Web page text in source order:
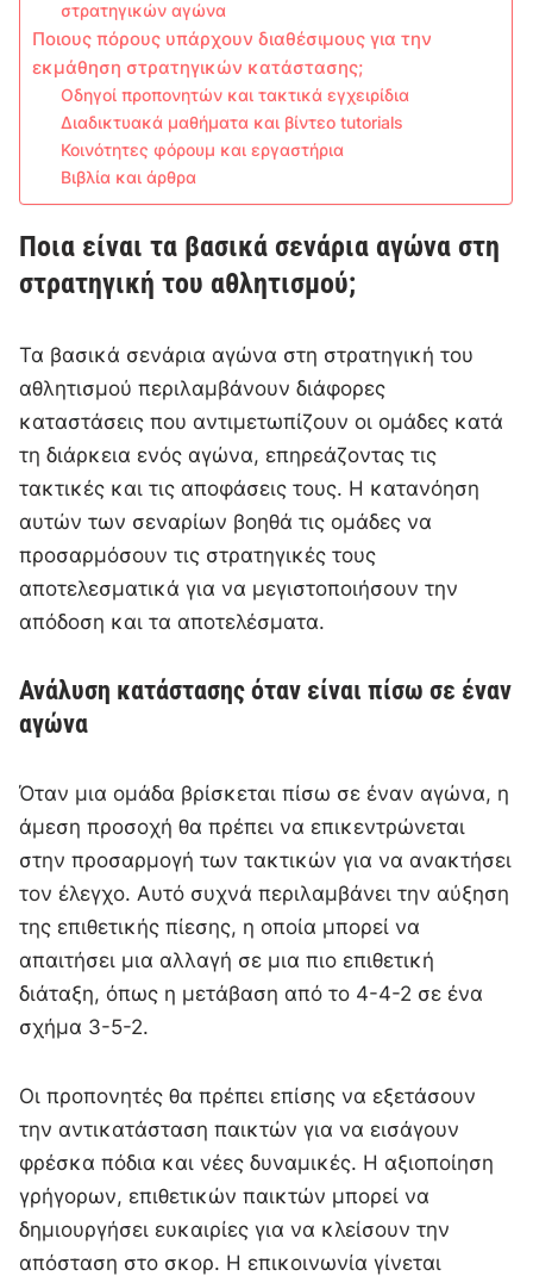
στρατηγικών αγώνα
Ποιους πόρους υπάρχουν διαθέσιμους για την
εκμάθηση στρατηγικών κατάστασης;
Οδηγοί προπονητών και τακτικά εγχειρίδια
Διαδικτυακά μαθήματα και βίντεο tutorials
Κοινότητες φόρουμ και εργαστήρια
Βιβλία και άρθρα
Ποια είναι τα βασικά σενάρια αγώνα στη
στρατηγική του αθλητισμού;
Τα βασικά σενάρια αγώνα στη στρατηγική του
αθλητισμού περιλαμβάνουν διάφορες
καταστάσεις που αντιμετωπίζουν οι ομάδες κατά
τη διάρκεια ενός αγώνα, επηρεάζοντας τις
τακτικές και τις αποφάσεις τους. Η κατανόηση
αυτών των σεναρίων βοηθά τις ομάδες να
προσαρμόσουν τις στρατηγικές τους
αποτελεσματικά για να μεγιστοποιήσουν την
απόδοση και τα αποτελέσματα.
Ανάλυση κατάστασης όταν είναι πίσω σε έναν
αγώνα
Όταν μια ομάδα βρίσκεται πίσω σε έναν αγώνα, η
άμεση προσοχή θα πρέπει να επικεντρώνεται
στην προσαρμογή των τακτικών για να ανακτήσει
τον έλεγχο. Αυτό συχνά περιλαμβάνει την αύξηση
της επιθετικής πίεσης, η οποία μπορεί να
απαιτήσει μια αλλαγή σε μια πιο επιθετική
διάταξη, όπως η μετάβαση από το 4-4-2 σε ένα
σχήμα 3-5-2.
Οι προπονητές θα πρέπει επίσης να εξετάσουν
την αντικατάσταση παικτών για να εισάγουν
φρέσκα πόδια και νέες δυναμικές. Η αξιοποίηση
γρήγορων, επιθετικών παικτών μπορεί να
δημιουργήσει ευκαιρίες για να κλείσουν την
απόσταση στο σκορ. Η επικοινωνία γίνεται